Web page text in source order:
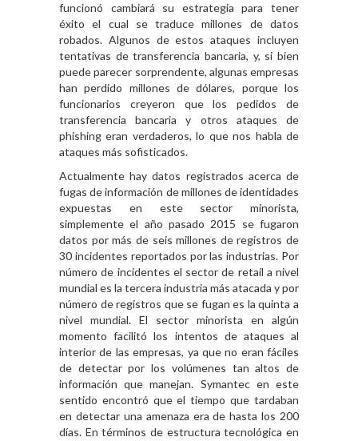
funcionó cambiará su estrategia para tener
éxito el cual se traduce millones de datos
robados. Algunos de estos ataques incluyen
tentativas de transferencia bancaria, y, si bien
puede parecer sorprendente, algunas empresas
han perdido millones de dólares, porque los
funcionarios creyeron que los pedidos de
transferencia bancaria y otros ataques de
phishing eran verdaderos, lo que nos habla de
ataques más sofisticados.
Actualmente hay datos registrados acerca de
fugas de información de millones de identidades
expuestas en este sector minorista,
simplemente el año pasado 2015 se fugaron
datos por más de seis millones de registros de
30 incidentes reportados por las industrias. Por
número de incidentes el sector de retail a nivel
mundial es la tercera industria más atacada y por
número de registros que se fugan es la quinta a
nivel mundial. El sector minorista en algún
momento facilitó los intentos de ataques al
interior de las empresas, ya que no eran fáciles
de detectar por los volúmenes tan altos de
información que manejan. Symantec en este
sentido encontró que el tiempo que tardaban
en detectar una amenaza era de hasta los 200
días. En términos de estructura tecnológica en